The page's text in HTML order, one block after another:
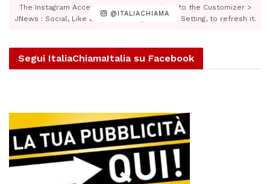
@ITALIACHIAMA
The Instagram Access Token is expired, Go to the Customizer >
JNews : Social, Like & View > Instagram Feed Setting, to refresh it.
Segui ItaliaChiamaItalia su Facebook